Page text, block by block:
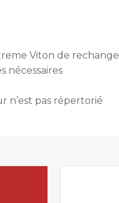
Viton de rechange
nécessaires
n’est pas répertorié